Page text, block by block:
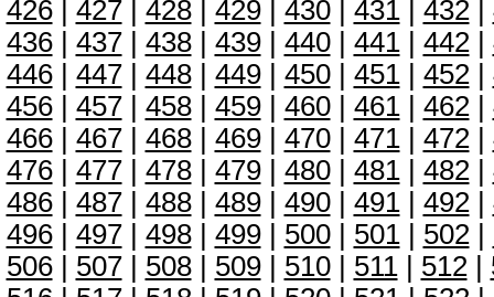
426| 427| 428| 429| 430| 431| 432|
436| 437| 438| 439| 440| 441| 442|
446| 447| 448| 449| 450| 451| 452|
456| 457| 458| 459| 460| 461| 462|
466| 467| 468| 469| 470| 471| 472|
476| 477| 478| 479| 480| 481| 482|
486| 487| 488| 489| 490| 491| 492|
496| 497| 498| 499| 500| 501| 502|
506| 507| 508| 509| 510| 511| 512|